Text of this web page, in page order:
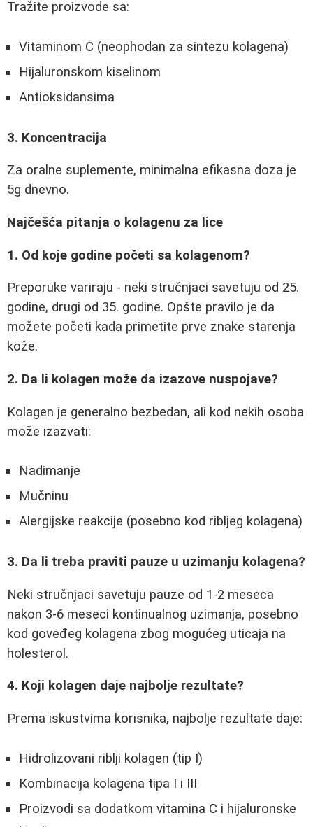
Tražite proizvode sa:
Vitaminom C (neophodan za sintezu kolagena)
Hijaluronskom kiselinom
Antioksidansima
3. Koncentracija
Za oralne suplemente, minimalna efikasna doza je
5g dnevno.
Najčešća pitanja o kolagenu za lice
1. Od koje godine početi sa kolagenom?
Preporuke variraju - neki stručnjaci savetuju od 25.
godine, drugi od 35. godine. Opšte pravilo je da
možete početi kada primetite prve znake starenja
kože.
2. Da li kolagen može da izazove nuspojave?
Kolagen je generalno bezbedan, ali kod nekih osoba
može izazvati:
Nadimanje
Mučninu
Alergijske reakcije (posebno kod ribljeg kolagena)
3. Da li treba praviti pauze u uzimanju kolagena?
Neki stručnjaci savetuju pauze od 1-2 meseca
nakon 3-6 meseci kontinualnog uzimanja, posebno
kod goveđeg kolagena zbog mogućeg uticaja na
holesterol.
4. Koji kolagen daje najbolje rezultate?
Prema iskustvima korisnika, najbolje rezultate daje:
Hidrolizovani riblji kolagen (tip I)
Kombinacija kolagena tipa I i III
Proizvodi sa dodatkom vitamina C i hijaluronske